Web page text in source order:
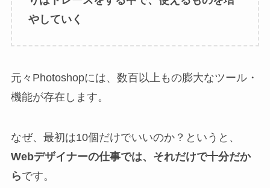
やしていく
元々Photoshopには、数百以上もの膨大なツール・
機能が存在します。
なぜ、最初は10個だけでいいのか？というと、
Webデザイナーの仕事では、それだけで十分だか
らです。